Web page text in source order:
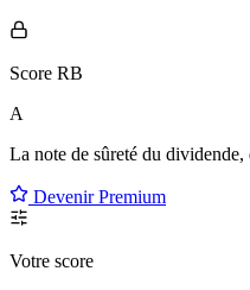
Score RB
A
La note de sûreté du dividende,
Devenir Premium
Votre score